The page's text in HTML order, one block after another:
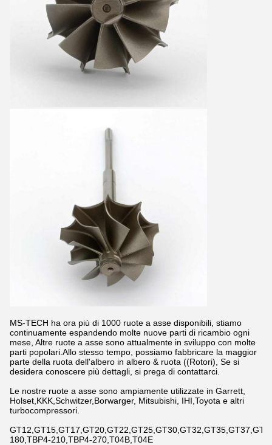
MS-TECH ha ora più di 1000 ruote a asse disponibili, stiamo
continuamente espandendo molte nuove parti di ricambio ogni
mese, Altre ruote a asse sono attualmente in sviluppo con molte
parti popolari.Allo stesso tempo, possiamo fabbricare la maggior
parte della ruota dell'albero in albero & ruota ((Rotori), Se si
desidera conoscere più dettagli, si prega di contattarci.
Le nostre ruote a asse sono ampiamente utilizzate in Garrett,
Holset,KKK,Schwitzer,Borwarger, Mitsubishi, IHI,Toyota e altri
turbocompressori.
180,TBP4-210,TBP4-270,T04B,T04E